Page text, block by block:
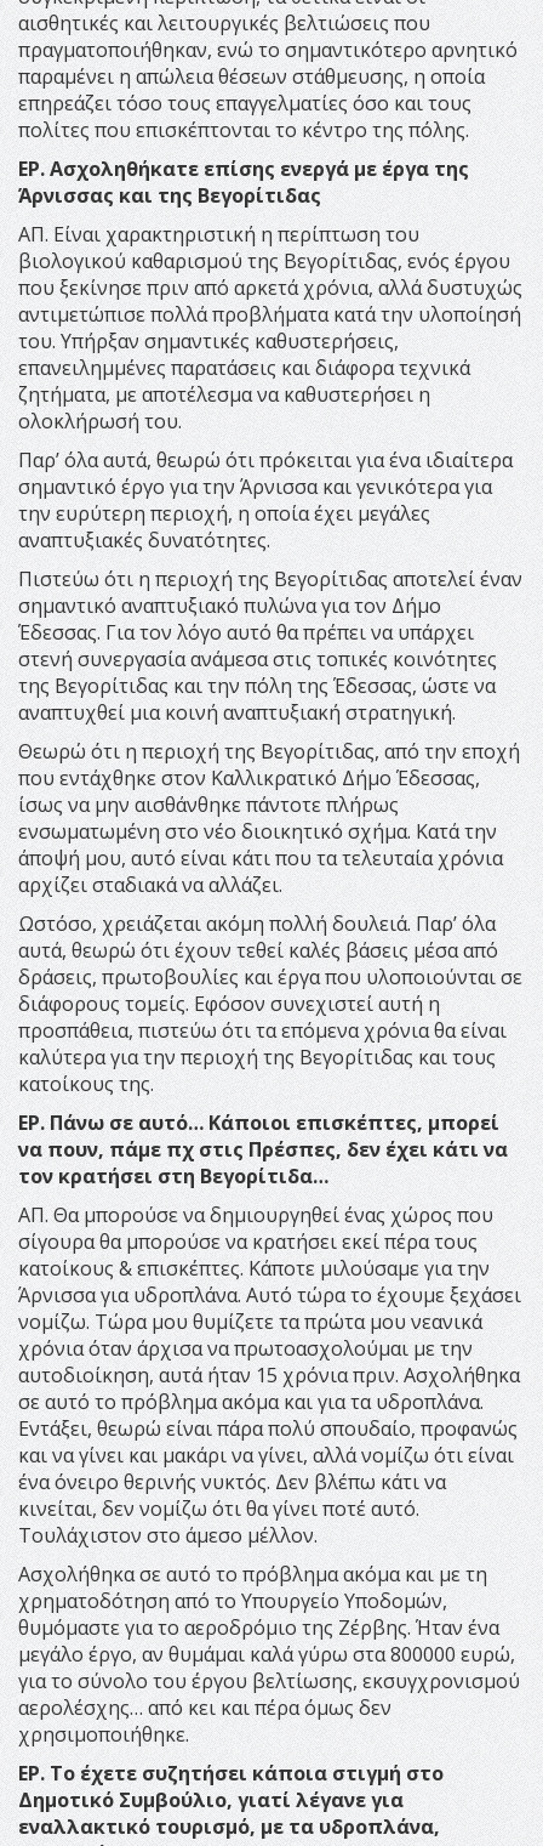
αισθητικές και λειτουργικές βελτιώσεις που
πραγματοποιήθηκαν, ενώ το σημαντικότερο αρνητικό
παραμένει η απώλεια θέσεων στάθμευσης, η οποία
επηρεάζει τόσο τους επαγγελματίες όσο και τους
πολίτες που επισκέπτονται το κέντρο της πόλης.
ΕΡ. Ασχοληθήκατε επίσης ενεργά με έργα της
Άρνισσας και της Βεγορίτιδας
ΑΠ. Είναι χαρακτηριστική η περίπτωση του
βιολογικού καθαρισμού της Βεγορίτιδας, ενός έργου
που ξεκίνησε πριν από αρκετά χρόνια, αλλά δυστυχώς
αντιμετώπισε πολλά προβλήματα κατά την υλοποίησή
του. Υπήρξαν σημαντικές καθυστερήσεις,
επανειλημμένες παρατάσεις και διάφορα τεχνικά
ζητήματα, με αποτέλεσμα να καθυστερήσει η
ολοκλήρωσή του.
Παρ’ όλα αυτά, θεωρώ ότι πρόκειται για ένα ιδιαίτερα
σημαντικό έργο για την Άρνισσα και γενικότερα για
την ευρύτερη περιοχή, η οποία έχει μεγάλες
αναπτυξιακές δυνατότητες.
Πιστεύω ότι η περιοχή της Βεγορίτιδας αποτελεί έναν
σημαντικό αναπτυξιακό πυλώνα για τον Δήμο
Έδεσσας. Για τον λόγο αυτό θα πρέπει να υπάρχει
στενή συνεργασία ανάμεσα στις τοπικές κοινότητες
της Βεγορίτιδας και την πόλη της Έδεσσας, ώστε να
αναπτυχθεί μια κοινή αναπτυξιακή στρατηγική.
Θεωρώ ότι η περιοχή της Βεγορίτιδας, από την εποχή
που εντάχθηκε στον Καλλικρατικό Δήμο Έδεσσας,
ίσως να μην αισθάνθηκε πάντοτε πλήρως
ενσωματωμένη στο νέο διοικητικό σχήμα. Κατά την
άποψή μου, αυτό είναι κάτι που τα τελευταία χρόνια
αρχίζει σταδιακά να αλλάζει.
Ωστόσο, χρειάζεται ακόμη πολλή δουλειά. Παρ’ όλα
αυτά, θεωρώ ότι έχουν τεθεί καλές βάσεις μέσα από
δράσεις, πρωτοβουλίες και έργα που υλοποιούνται σε
διάφορους τομείς. Εφόσον συνεχιστεί αυτή η
προσπάθεια, πιστεύω ότι τα επόμενα χρόνια θα είναι
καλύτερα για την περιοχή της Βεγορίτιδας και τους
κατοίκους της.
ΕΡ. Πάνω σε αυτό… Κάποιοι επισκέπτες, μπορεί
να πουν, πάμε πχ στις Πρέσπες, δεν έχει κάτι να
τον κρατήσει στη Βεγορίτιδα…
ΑΠ. Θα μπορούσε να δημιουργηθεί ένας χώρος που
σίγουρα θα μπορούσε να κρατήσει εκεί πέρα τους
κατοίκους & επισκέπτες. Κάποτε μιλούσαμε για την
Άρνισσα για υδροπλάνα. Αυτό τώρα το έχουμε ξεχάσει
νομίζω. Τώρα μου θυμίζετε τα πρώτα μου νεανικά
χρόνια όταν άρχισα να πρωτοασχολούμαι με την
αυτοδιοίκηση, αυτά ήταν 15 χρόνια πριν. Ασχολήθηκα
σε αυτό το πρόβλημα ακόμα και για τα υδροπλάνα.
Εντάξει, θεωρώ είναι πάρα πολύ σπουδαίο, προφανώς
και να γίνει και μακάρι να γίνει, αλλά νομίζω ότι είναι
ένα όνειρο θερινής νυκτός. Δεν βλέπω κάτι να
κινείται, δεν νομίζω ότι θα γίνει ποτέ αυτό.
Τουλάχιστον στο άμεσο μέλλον.
Ασχολήθηκα σε αυτό το πρόβλημα ακόμα και με τη
χρηματοδότηση από το Υπουργείο Υποδομών,
θυμόμαστε για το αεροδρόμιο της Ζέρβης. Ήταν ένα
μεγάλο έργο, αν θυμάμαι καλά γύρω στα 800000 ευρώ,
για το σύνολο του έργου βελτίωσης, εκσυγχρονισμού
αερολέσχης… από κει και πέρα όμως δεν
χρησιμοποιήθηκε.
ΕΡ. Το έχετε συζητήσει κάποια στιγμή στο
Δημοτικό Συμβούλιο, γιατί λέγανε για
εναλλακτικό τουρισμό, με τα υδροπλάνα,